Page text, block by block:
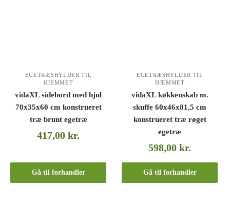
EGETRÆSHYLDER TIL
HJEMMET
vidaXL sidebord med hjul
70x35x60 cm konstrueret
træ brunt egetræ
417,00kr.
Gå til forhandler
EGETRÆSHYLDER TIL
HJEMMET
vidaXL køkkenskab m.
skuffe 60x46x81,5 cm
konstrueret træ røget
egetræ
598,00kr.
Gå til forhandler